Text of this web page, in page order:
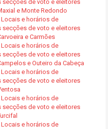
de voto e eleitores
e Monte Redondo
Locais e horários de
de voto e eleitores
e Carmões
Locais e horários de
de voto e eleitores
e Outeiro da Cabeça
Locais e horários de
de voto e eleitores
Locais e horários de
de voto e eleitores
Locais e horários de